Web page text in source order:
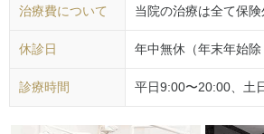
治療費について 当院の治療は全て保険
休診日 年中無休（年末年始除
診療時間 平日9:00〜20:00、土